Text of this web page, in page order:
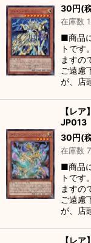
30円(
在庫数
■商品
トです
ますの
ご遠慮
が、店
【レ
JP013
30円(
在庫数
■商品
トです
ますの
ご遠慮
が、店
【レ